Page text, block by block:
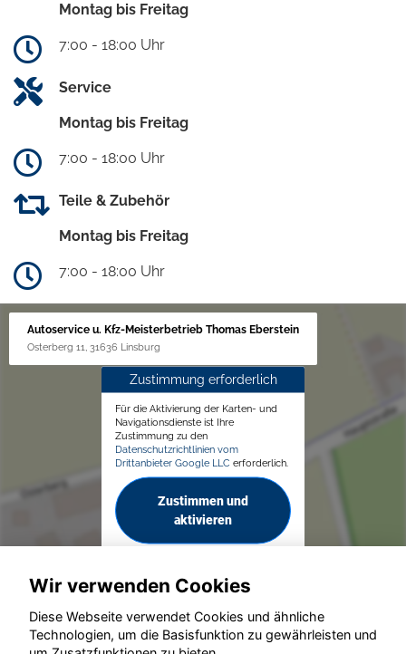
Montag bis Freitag
7:00 - 18:00 Uhr
Service
Montag bis Freitag
7:00 - 18:00 Uhr
Teile & Zubehör
Montag bis Freitag
7:00 - 18:00 Uhr
Autoservice u. Kfz-Meisterbetrieb Thomas Eberstein
Osterberg 11, 31636 Linsburg
Zustimmung erforderlich
Für die Aktivierung der Karten- und
Navigationsdienste ist Ihre
Zustimmung zu den
Datenschutzrichtlinien vom
Drittanbieter Google LLC erforderlich.
Zustimmen und
aktivieren
Wir verwenden Cookies
Diese Webseite verwendet Cookies und ähnliche
Technologien, um die Basisfunktion zu gewährleisten und